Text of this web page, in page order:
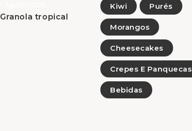
Granola tropical
Kiwi Purés
Morangos
Cheesecakes
Crepes E Panquecas
Bebidas